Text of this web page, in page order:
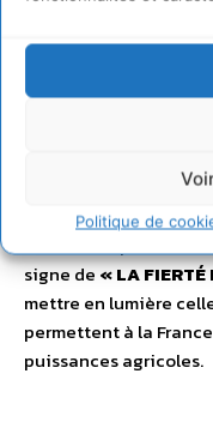
Politique de
française :
collectif
édition du
signe de«LA FIERTÉ
mettre en lumière
permettent à la
puissances agricoles.